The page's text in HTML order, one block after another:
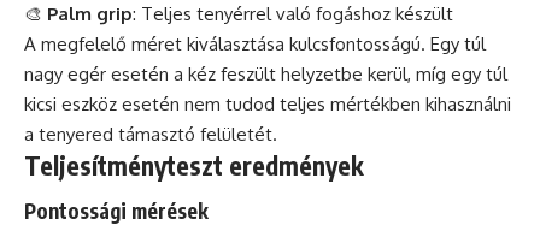
🎨 Palm grip: Teljes tenyérrel való fogáshoz készült
A megfelelő méret kiválasztása kulcsfontosságú. Egy túl
nagy egér esetén a kéz feszült helyzetbe kerül, míg egy túl
kicsi eszköz esetén nem tudod teljes mértékben kihasználni
a tenyered támasztó felületét.
Teljesítményteszt eredmények
Pontossági mérések